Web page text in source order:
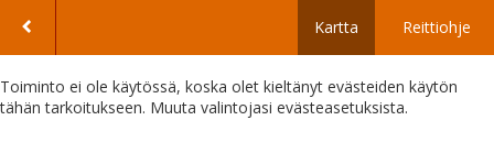
Kartta Reittiohje
Toiminto ei ole käytössä, koska olet kieltänyt evästeiden käytön
tähän tarkoitukseen. Muuta valintojasi evästeasetuksista.